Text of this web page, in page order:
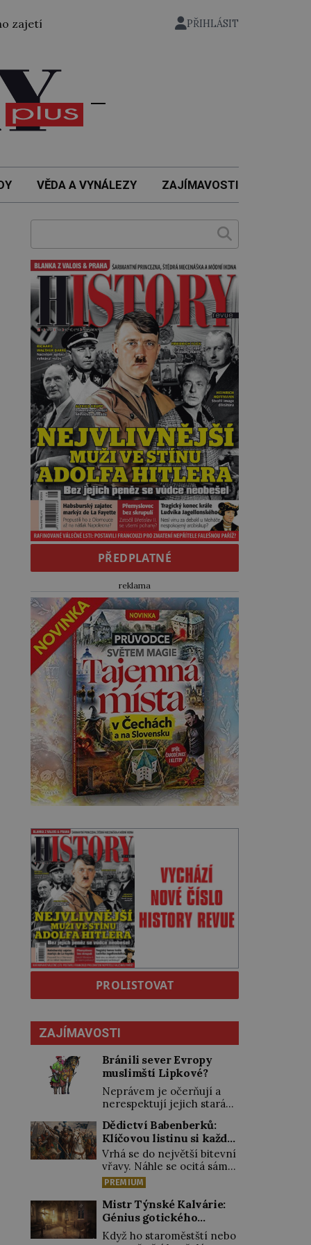
bývalý státní ministr pro protektorát K. H.
PŘIHLÁSIT
VĚDA A VYNÁLEZY ZAJÍMAVOSTI
PŘEDPLATNÉ
reklama
PROLISTOVAT
ZAJÍMAVOSTI
Bránili sever Evropy
muslimští Lipkové?
Neprávem je očerňují a
nerespektují jejich stará
přestali vyplácet
dohodnutý žold! Lipkové
proti těmto „podrazům“
hlasitě protestují, jenže
spravedlnosti nedosáhnou.
Proto se rozhodnou
vypovědět polské koruně
poslušnost a přeběhnou k
Osmanům! V Litvě se na
počátku 15. století usazují
Dědictví Babenberků:
Klíčovou listinu si každý
vykládal po svém
Vrhá se do největší bitevní
vřavy. Náhle se ocitá sám
uprostřed nepřátel. Nikdo
z jeho věrných si toho ani
nepovšiml. Rakouský
vévoda Fridrich II. padne
15. června 1246 při střetu s
Uhry na Litavě. „Tvrdý
PREMIUM
Mistr Týnské Kalvárie:
Génius gotického
řezbářství působil v
Když ho staroměstští nebo